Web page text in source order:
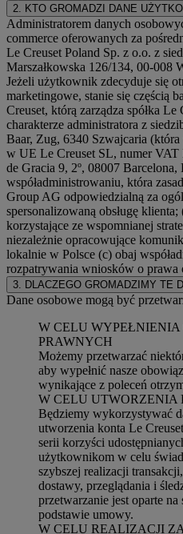
2. KTO GROMADZI DANE
Administratorem danych
commerce oferowanych za
Le Creuset Poland Sp. z o.o. z
Marszałkowska 126/134, 00-008
Jeżeli użytkownik zdecyduje się
marketingowe, stanie się częścią
Creuset, którą zarządza spółka
charakterze administratora z
Baar, Zug, 6340 Szwajcaria
w UE Le Creuset SL, numer VAT
de Gracia 9, 2º, 08007
współadministrowaniu, która
Group AG odpowiedzialną za
spersonalizowaną obsługę
korzystające ze wspomnianej
niezależnie opracowujące
lokalnie w Polsce (c) obaj
rozpatrywania wniosków o prawa
3. DLACZEGO GROMADZIMY TE
Dane osobowe mogą być
W CELU
PRAWNYCH
Możemy przetwarzać
aby wypełnić nasze
wynikające z poleceń
W CELU UTWORZENIA
Będziemy wykorzystywać
utworzenia konta Le
serii korzyści
użytkownikom w celu
szybszej realizacji
dostawy, przeglądania i
przetwarzanie jest oparte na
podstawie umowy.
W CELU REALIZACJI